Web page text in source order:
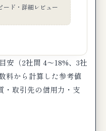
ード・詳細レビュー
安（2社間 4〜18%、3社
料から計算した参考値
・取引先の信用力・支